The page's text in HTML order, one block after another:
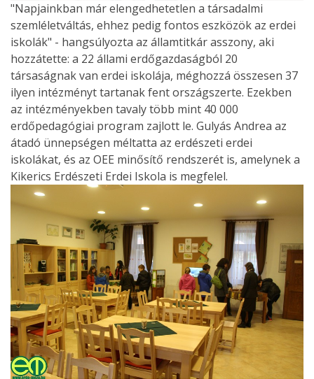
"Napjainkban már elengedhetetlen a társadalmi
szemléletváltás, ehhez pedig fontos eszközök az erdei
iskolák" - hangsúlyozta az államtitkár asszony, aki
hozzátette: a 22 állami erdőgazdaságból 20
társaságnak van erdei iskolája, méghozzá összesen 37
ilyen intézményt tartanak fent országszerte. Ezekben
az intézményekben tavaly több mint 40 000
erdőpedagógiai program zajlott le. Gulyás Andrea az
átadó ünnepségen méltatta az erdészeti erdei
iskolákat, és az OEE minősítő rendszerét is, amelynek a
Kikerics Erdészeti Erdei Iskola is megfelel.